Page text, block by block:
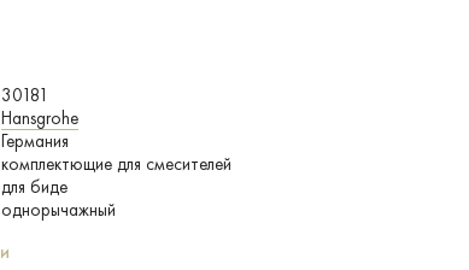
30181
Hansgrohe
Германия
комплектющие для смесителей
для биде
однорычажный